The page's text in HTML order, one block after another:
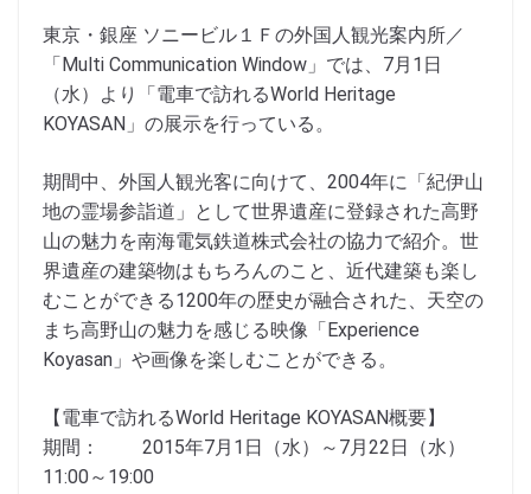
東京・銀座 ソニービル１Ｆの外国人観光案内所／
「Multi Communication Window」では、7月1日
（水）より「電車で訪れるWorld Heritage
KOYASAN」の展示を行っている。
期間中、外国人観光客に向けて、2004年に「紀伊山
地の霊場参詣道」として世界遺産に登録された高野
山の魅力を南海電気鉄道株式会社の協力で紹介。世
界遺産の建築物はもちろんのこと、近代建築も楽し
むことができる1200年の歴史が融合された、天空の
まち高野山の魅力を感じる映像「Experience
Koyasan」や画像を楽しむことができる。
【電車で訪れるWorld Heritage KOYASAN概要】
期間： 2015年7月1日（水）～7月22日（水）
11:00～19:00